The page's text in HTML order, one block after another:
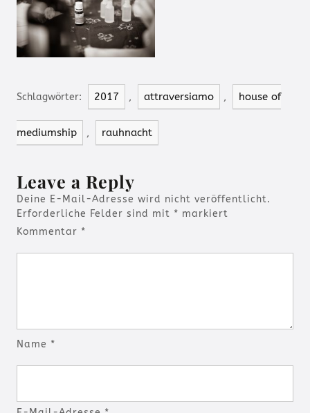
Schlagwörter: 2017 , attraversiamo , house of
mediumship , rauhnacht
Leave a Reply
Deine E-Mail-Adresse wird nicht veröffentlicht.
Erforderliche Felder sind mit * markiert
Kommentar *
Name *